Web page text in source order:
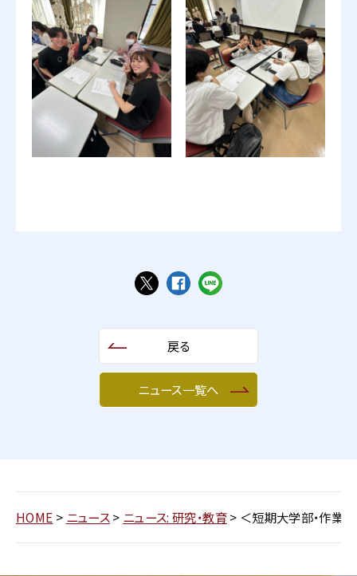
戻る
ニュース一覧へ
HOME > ニュース> ニュース: 研究・教育> ＜短期大学部・作業